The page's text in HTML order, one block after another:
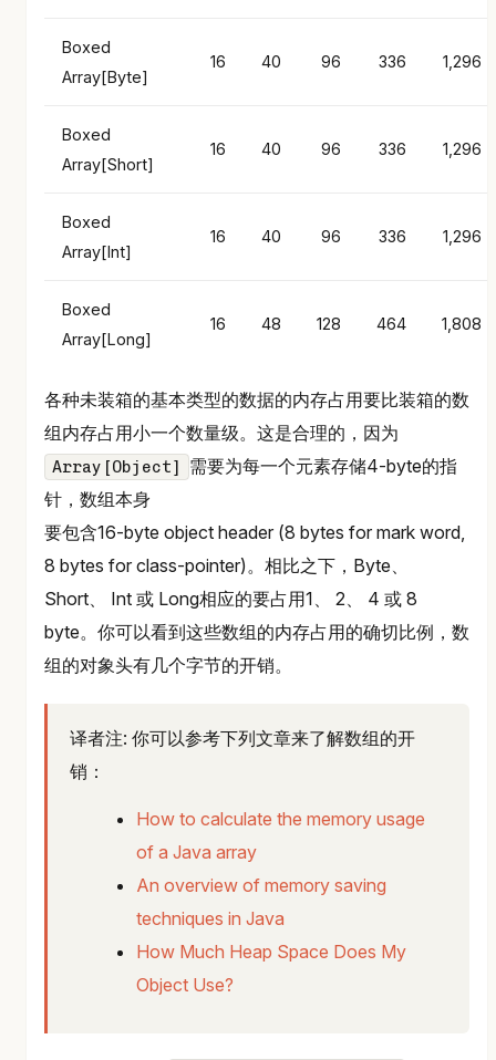
Boxed
Array[Byte]
16 40 96 336 1,296
Boxed
Array[Short]
16 40 96 336 1,296
Boxed
Array[Int]
16 40 96 336 1,296
Boxed
Array[Long]
16 48 128 464 1,808
各种未装箱的基本类型的数据的内存占用要比装箱的数
组内存占用小一个数量级。这是合理的，因为
Array[Object]
需要为每一个元素存储4-byte的指
针，数组本身
要包含16-byte object header (8 bytes for mark word,
8 bytes for class-pointer)。相比之下，Byte、
Short、 Int 或 Long相应的要占用1、 2、 4 或 8
byte。你可以看到这些数组的内存占用的确切比例，数
组的对象头有几个字节的开销。
译者注: 你可以参考下列文章来了解数组的开
销：
How to calculate the memory usage
of a Java array
An overview of memory saving
techniques in Java
How Much Heap Space Does My
Object Use?